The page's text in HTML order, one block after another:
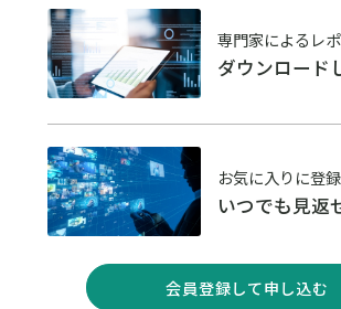
専門家によるレ
ダウンロード
お気に入りに登
いつでも見返
会員登録して申し込む